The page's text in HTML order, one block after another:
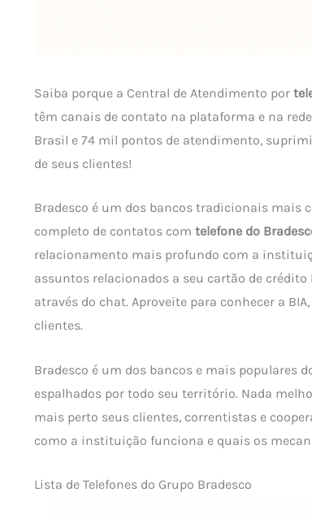
Saiba porque a Central de Atendimento por
têm canais de contato na plataforma e na
Brasil e 74 mil pontos de atendimento,
de seus clientes!
Bradesco é um dos bancos tradicionais mais
completo de contatos com telefone do
relacionamento mais profundo com a
assuntos relacionados a seu cartão de
através do chat. Aproveite para conhecer a
clientes.
Bradesco é um dos bancos e mais populares
espalhados por todo seu território. Nada
mais perto seus clientes, correntistas e
como a instituição funciona e quais os
Lista de Telefones do Grupo Bradesco